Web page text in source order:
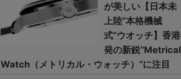
が美しい【日本未
上陸“本格機械
式”ウオッチ】香港
発の新鋭“Metrical
Watch（メトリカル・ウォッチ）”に注目